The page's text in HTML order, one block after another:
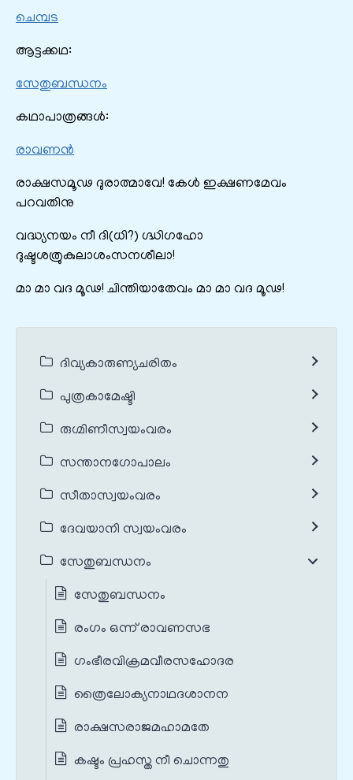
ചെമ്പട
ആട്ടക്കഥ:
സേതുബന്ധനം
കഥാപാത്രങ്ങൾ:
രാവണന്‍
രാക്ഷസമൂഢ ദുരാത്മാവേ! കേൾ ഇക്ഷണമേവം
പറവതിനു
വദ്ധ്യനയം നീ ദി(ധി?) ഗ്ദ്ധിഗഹോ
ദുഷ്ടശത്രുകുലാശംസനശീലാ!
മാ മാ വദ മൂഢ! ചിന്തിയാതേവം‌ മാ മാ വദ മൂഢ!
ദിവ്യകാരുണ്യചരിതം
പുത്രകാമേഷ്ടി
രുഗ്മിണീസ്വയംവരം
സന്താനഗോപാലം
സീതാസ്വയംവരം
ദേവയാനി സ്വയംവരം
സേതുബന്ധനം
സേതുബന്ധനം
രംഗം ഒന്ന് രാവണസഭ
ഗംഭീരവിക്രമവീരസഹോദര
ത്രൈലോക്യനാഥദശാനന
രാക്ഷസരാജമഹാമതേ
കഷ്ടം പ്രഹസ്ത നീ ചൊന്നതു